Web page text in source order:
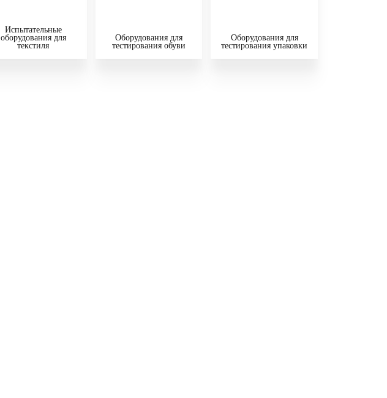
Испытательные
оборудования для
текстиля
Оборудования для
тестирования обуви
Оборудования для
тестирования упаковки